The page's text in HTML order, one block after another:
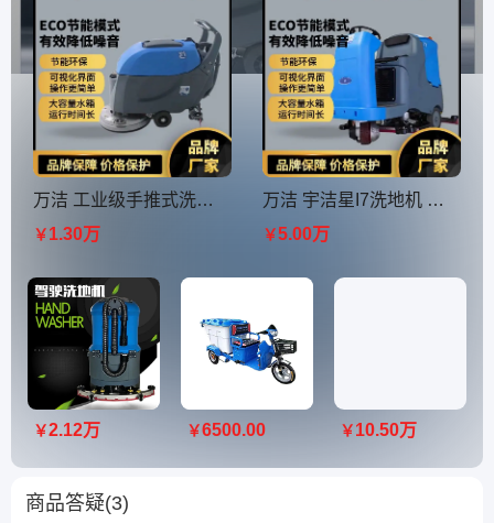
万洁 工业级手推式洗地机 i3 商用洗扫一体机 清洁效率高
￥1.30万
万洁 宇洁星I7洗地机 驾驶式洗地 机 高效清洁 噪音低
￥5.00万
￥2.12万 ￥6500.00 ￥10.50万
商品答疑(3)